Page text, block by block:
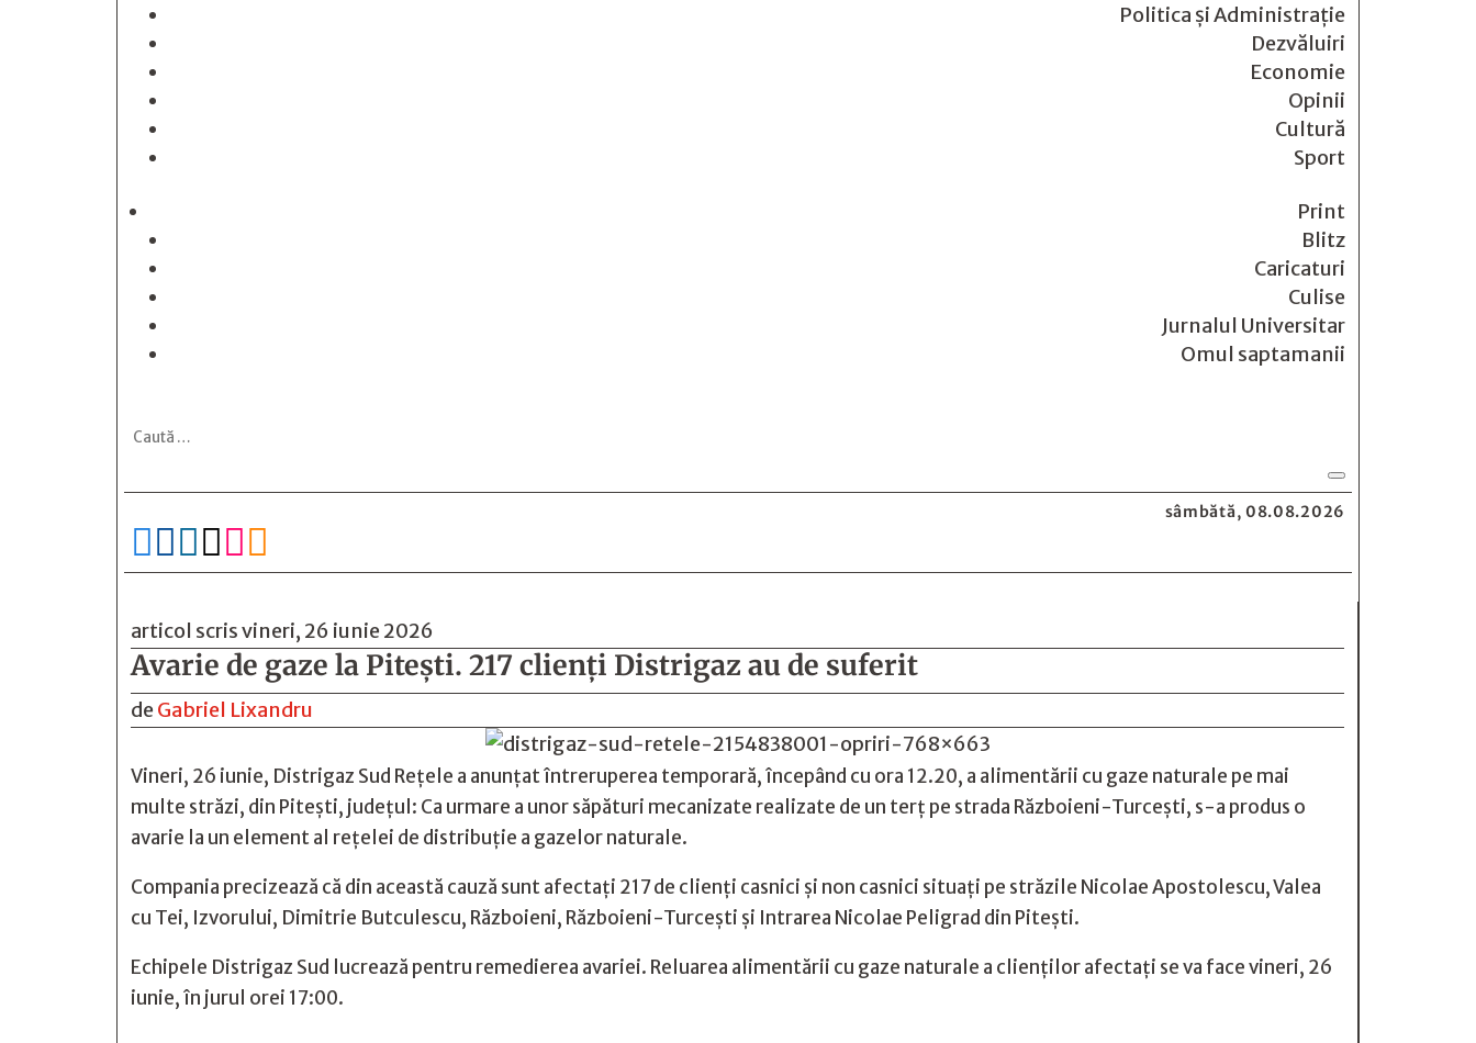
Politica și Administrație
Dezvăluiri
Economie
Opinii
Cultură
Sport
Print
Blitz
Caricaturi
Culise
Jurnalul Universitar
Omul saptamanii
sâmbătă, 08.08.2026

articol scris vineri, 26 iunie 2026
Avarie de gaze la Pitești. 217 clienți Distrigaz au de suferit
de Gabriel Lixandru
Vineri, 26 iunie, Distrigaz Sud Rețele a anunțat întreruperea temporară, începând cu ora 12.20, a alimentării cu gaze naturale pe mai
multe străzi, din Pitești, județul: Ca urmare a unor săpături mecanizate realizate de un terț pe strada Războieni-Turcești, s-a produs o
avarie la un element al rețelei de distribuție a gazelor naturale.
Compania precizează că din această cauză sunt afectați 217 de clienți casnici și non casnici situați pe străzile Nicolae Apostolescu, Valea
cu Tei, Izvorului, Dimitrie Butculescu, Războieni, Războieni-Turcești și Intrarea Nicolae Peligrad din Pitești.
Echipele Distrigaz Sud lucrează pentru remedierea avariei. Reluarea alimentării cu gaze naturale a clienților afectați se va face vineri, 26
iunie, în jurul orei 17:00.